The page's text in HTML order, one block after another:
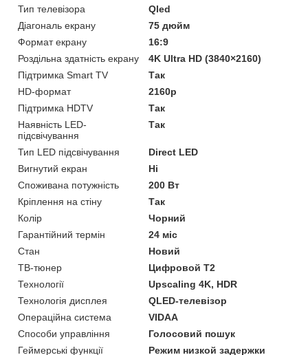
Тип телевізора
Qled
Діагональ екрану
75 дюйм
Формат екрану
16:9
Роздільна здатність екрану
4K Ultra HD (3840×2160)
Підтримка Smart TV
Так
HD-формат
2160p
Підтримка HDTV
Так
Наявність LED-
підсвічування
Так
Тип LED підсвічування
Direct LED
Вигнутий екран
Ні
Споживана потужність
200 Вт
Кріплення на стіну
Так
Колір
Чорний
Гарантійний термін
24 міс
Стан
Новий
ТВ-тюнер
Цифровой Т2
Технології
Upscaling 4K, HDR
Технологія дисплея
QLED-телевізор
Операційна система
VIDAA
Способи управління
Голосовий пошук
Геймерські функції
Режим низкой задержки